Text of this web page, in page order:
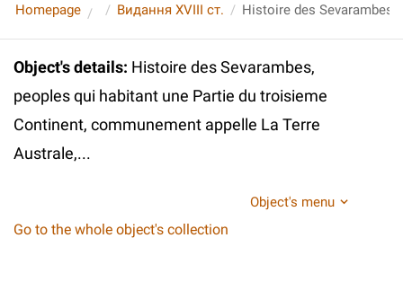
Homepage Видання XVIII ст.
Object's details: Histoire des Sevarambes,
peoples qui habitant une Partie du troisieme
Continent, communement appelle La Terre
Australe,...
Object's menu
Go to the whole object's collection